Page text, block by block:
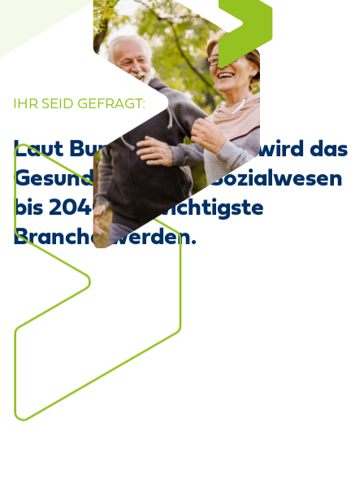
IHR SEID GEFRAGT:
Laut Bundesprognose wird das
Gesundheits- und Sozialwesen
bis 2040 die wichtigste
Branche werden.